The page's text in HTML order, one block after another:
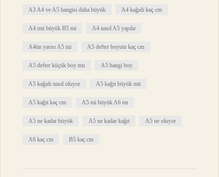
A3 A4 ve A5 hangisi daha büyük A4 kağıdı kaç cm
A4 mü büyük B5 mi A4 nasıl A5 yapılır
A4ün yarısı A5 mi A5 defter boyutu kaç cm
A5 defter küçük boy mu A5 hangi boy
A5 kağıdı nasıl oluyor A5 kağıt büyük mü
A5 kağıt kaç cm A5 mi büyük A6 mı
A5 ne kadar büyük A5 ne kadar kağıt A5 ne oluyor
A6 kaç cm B5 kaç cm